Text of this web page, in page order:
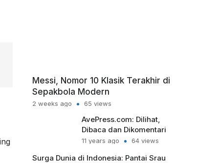
Messi, Nomor 10 Klasik Terakhir di
Sepakbola Modern
2 weeks ago 65 views
AvePress.com: Dilihat,
Dibaca dan Dikomentari
11 years ago 64 views
Surga Dunia di Indonesia: Pantai Srau